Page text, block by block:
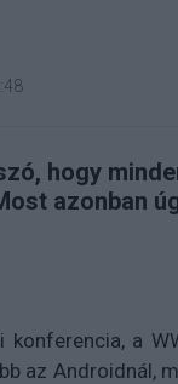
hogy
azonban
a
az Androidnál,